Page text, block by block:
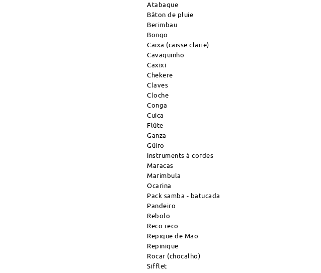
Atabaque
Bâton de pluie
Berimbau
Bongo
Caixa (caisse claire)
Cavaquinho
Caxixi
Chekere
Claves
Cloche
Conga
Cuica
Flûte
Ganza
Güiro
Instruments à cordes
Maracas
Marimbula
Ocarina
Pack samba - batucada
Pandeiro
Rebolo
Reco reco
Repique de Mao
Repinique
Rocar (chocalho)
Sifflet